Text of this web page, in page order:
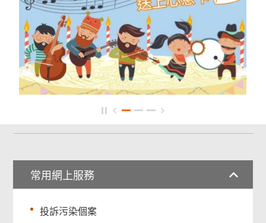
常用網上服務
投訴污染個案